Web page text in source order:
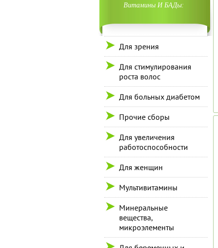
Витамины И БАДы:
Для зрения
Для стимулирования
роста волос
Для больных диабетом
Прочие сборы
Для увеличения
работоспособности
Для женщин
Мультивитамины
Минеральные
вещества,
микроэлементы